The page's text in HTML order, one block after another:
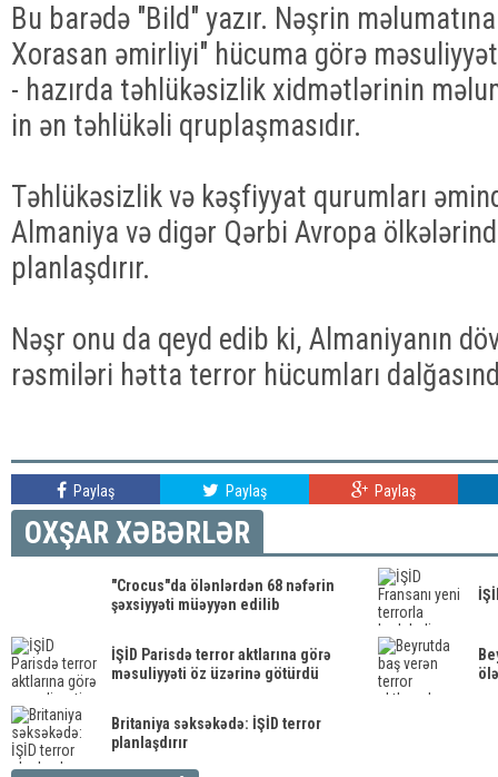
Bu barədə "Bild" yazır. Nəşrin
Xorasan əmirliyi" hücuma görə
- hazırda təhlükəsizlik xidmətlərinin
in ən təhlükəli qruplaşmasıdır.
Təhlükəsizlik və kəşfiyyat qurumları
Almaniya və digər Qərbi Avropa
planlaşdırır.
Nəşr onu da qeyd edib ki, Almaniyanın
rəsmiləri hətta terror hücumları
Paylaş Paylaş Paylaş
OXŞAR XƏBƏRLƏR
"Crocus"da ölənlərdən 68 nəfərin
şəxsiyyəti müəyyən edilib
İŞİD Parisdə terror aktlarına görə
məsuliyyəti öz üzərinə götürdü
Britaniya səksəkədə: İŞİD terror
planlaşdırır